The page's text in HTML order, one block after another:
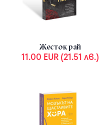
Жесток рай
11.00 EUR (21.51 лв.)